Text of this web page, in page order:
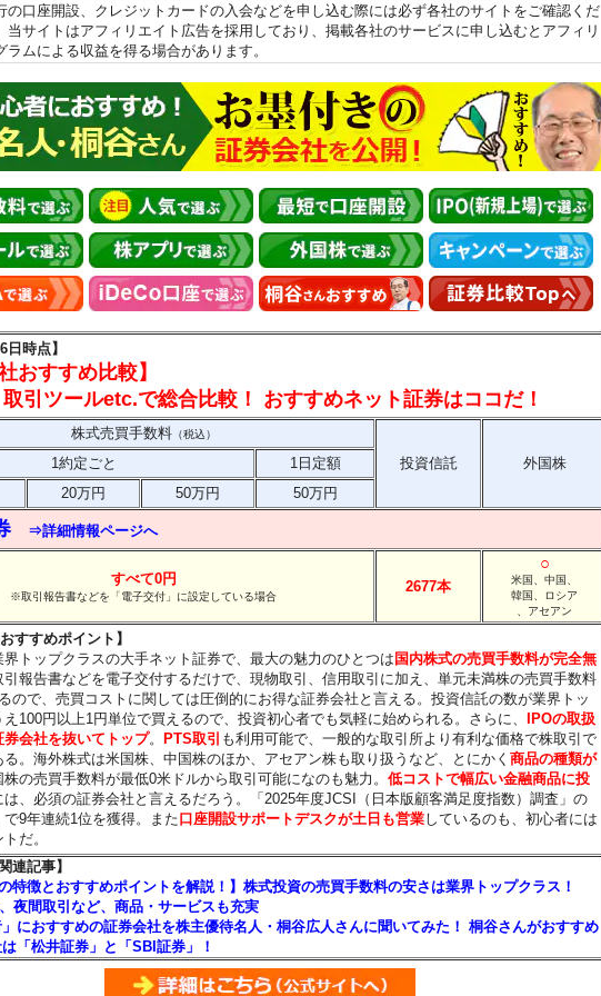
口座開設、クレジットカードの入会などを申し込む際には必ず各社のサイトをご確認くだ
当サイトはアフィリエイト広告を採用しており、掲載各社のサービスに申し込むとアフィリ
ラムによる収益を得る場合があります。
日時点】
おすすめ比較】
引ツールetc.で総合比較！ おすすめネット証券はココだ！
株式売買手数料（税込）
投資信託 外国株
1約定ごと
1日定額
20万円 50万円 50万円
⇒詳細情報ページへ
すべて0円
※取引報告書などを「電子交付」に設定している場合
2677本
○
米国、中国、
韓国、ロシア
、アセアン
すすめポイント】
界トップクラスの大手ネット証券で、最大の魅力のひとつは国内株式の売買手数料が完全無
引報告書などを電子交付するだけで、現物取引、信用取引に加え、単元未満株の売買手数料
ので、売買コストに関しては圧倒的にお得な証券会社と言える。投資信託の数が業界トッ
100円以上1円単位で買えるので、投資初心者でも気軽に始められる。さらに、 IPOの取扱
券会社を抜いてトップ。 PTS取引 も利用可能で、一般的な取引所より有利な価格で株取引で
る。海外株式は米国株、中国株のほか、アセアン株も取り扱うなど、とにかく 商品の種類が
株の売買手数料が最低0米ドルから取引可能になのも魅力。 低コストで幅広い金融商品に投
は、必須の証券会社と言えるだろう。「2025年度JCSI（日本版顧客満足度指数）調査」の
で9年連続1位を獲得。また口座開設サポートデスクが土日も営業しているのも、初心者には
だ。
連記事】
特徴とおすすめポイントを解説！】株式投資の売買手数料の安さは業界トップクラス！
夜間取引など、商品・サービスも充実
におすすめの証券会社を株主優待名人・桐谷広人さんに聞いてみた！ 桐谷さんがおすすめ
「松井証券」と「SBI証券」！